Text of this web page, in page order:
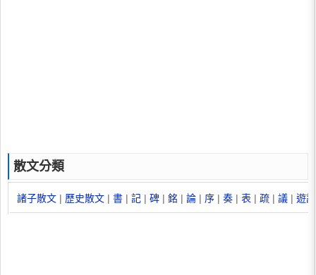
散文分類
諸子散文 | 歷史散文 | 書 | 記 | 碑 | 銘 | 論 | 序 | 奏 | 表 | 疏 | 議 | 遊記